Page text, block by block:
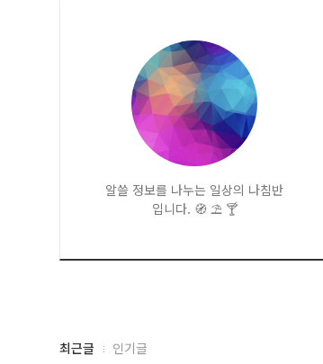
알쓸 정보를 나누는 일상의 나침반
입니다. 🧭 ⛱️ 🍸
최
최근글 인기글